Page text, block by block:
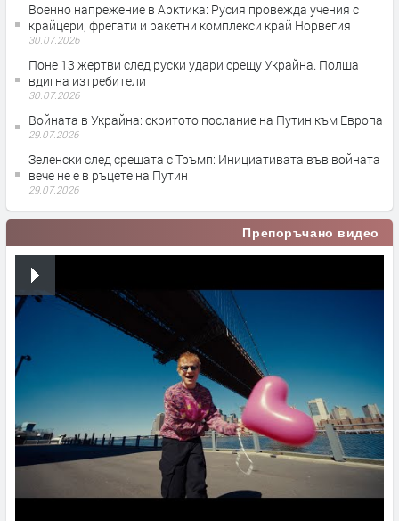
Военно напрежение в Арктика: Русия провежда учения с
крайцери, фрегати и ракетни комплекси край Норвегия
30.07.2026
Поне 13 жертви след руски удари срещу Украйна. Полша
вдигна изтребители
30.07.2026
Войната в Украйна: скритото послание на Путин към Европа
29.07.2026
Зеленски след срещата с Тръмп: Инициативата във войната
вече не е в ръцете на Путин
29.07.2026
Препоръчано видео